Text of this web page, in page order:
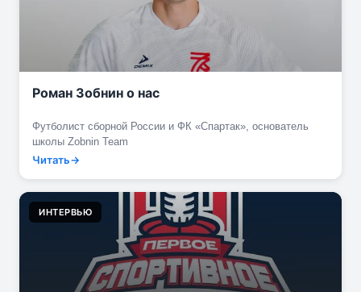
Роман Зобнин о нас
Футболист сборной России и ФК «Спартак», основатель
школы Zobnin Team
Читать
ИНТЕРВЬЮ